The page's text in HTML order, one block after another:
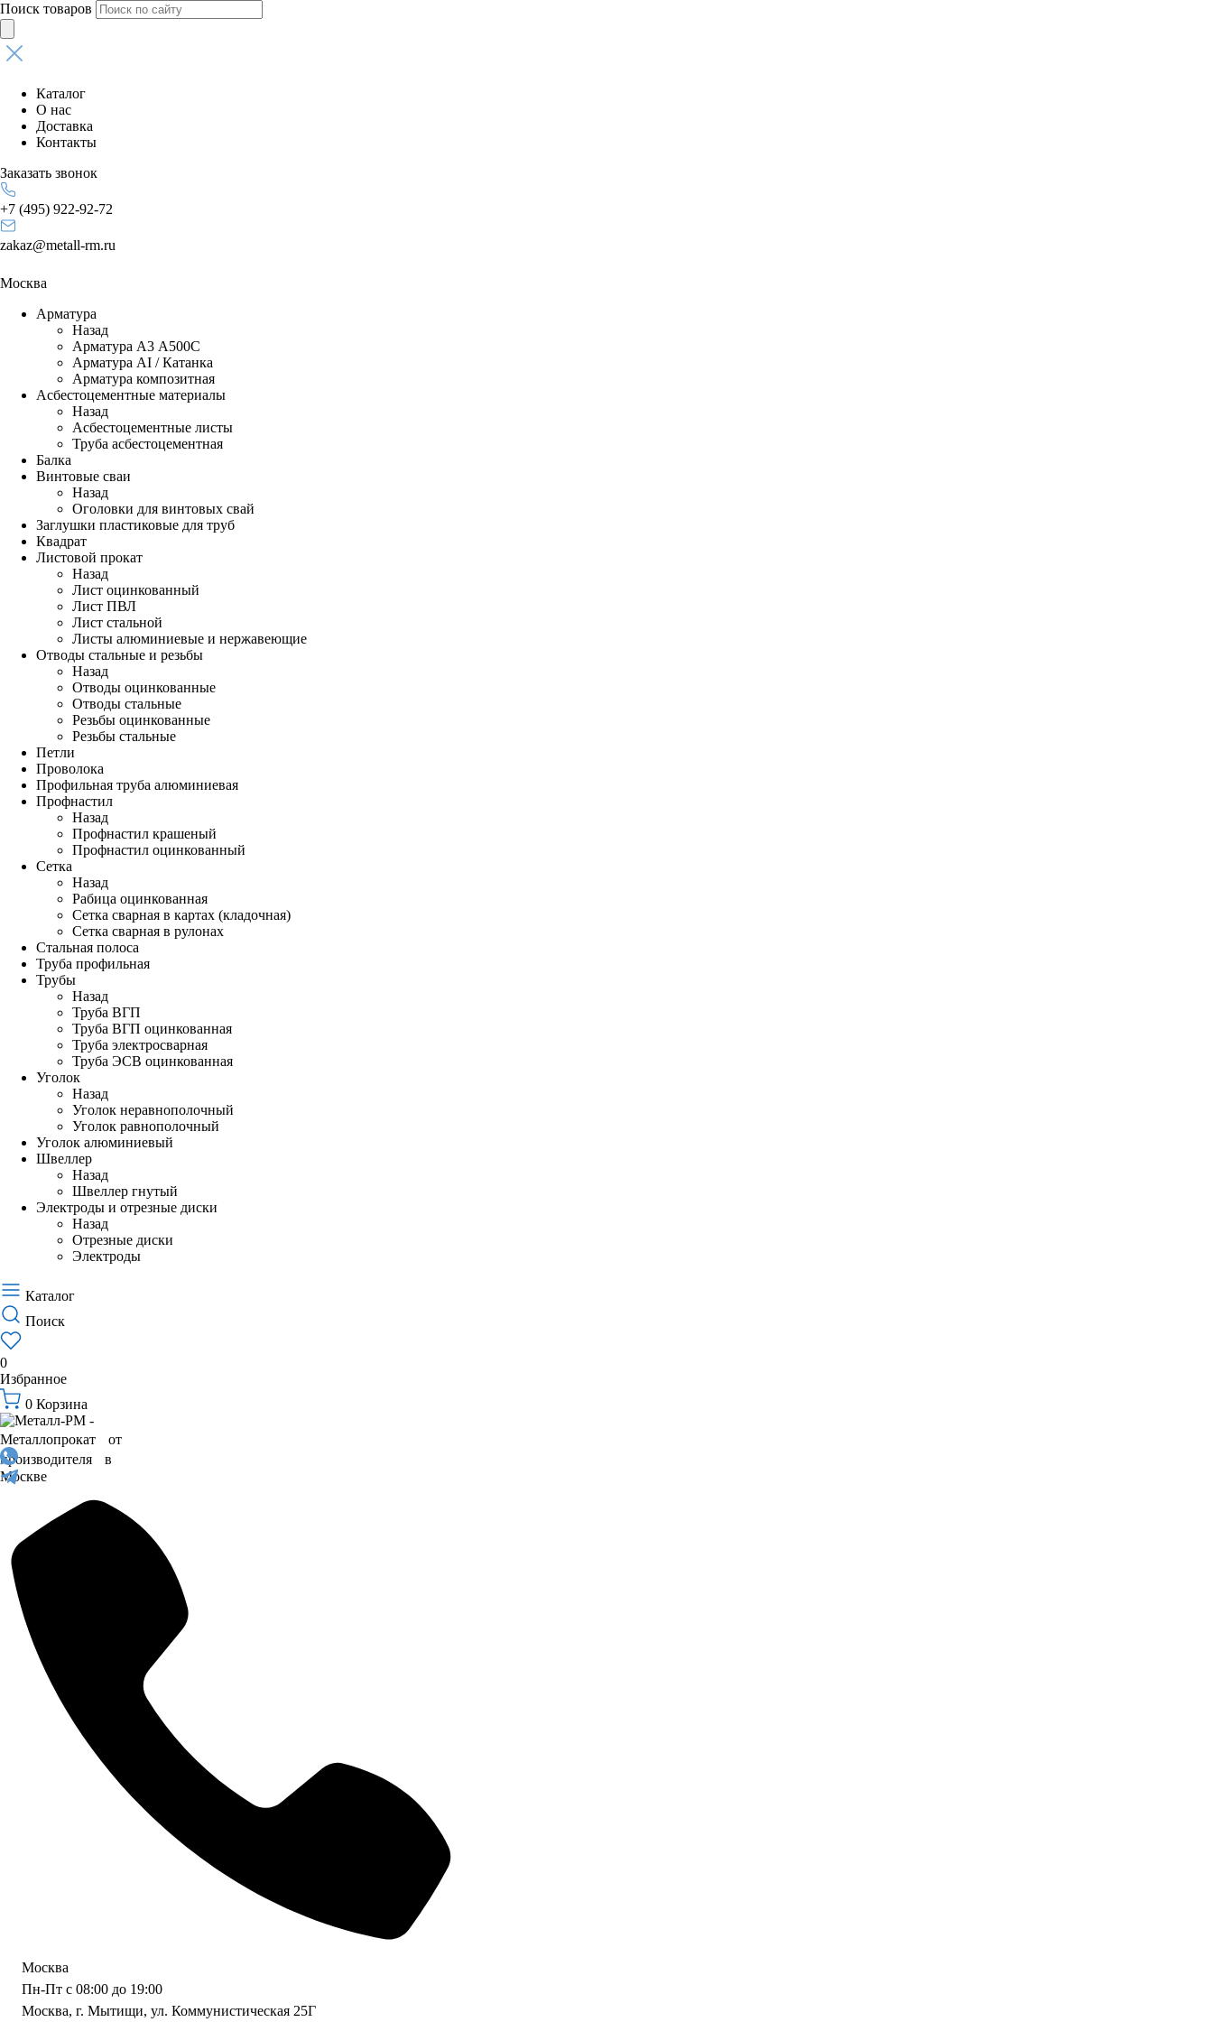
Поиск товаров
Каталог
О нас
Доставка
Контакты
Заказать звонок
+7 (495) 922-92-72
zakaz@metall-rm.ru
Москва
Арматура
Назад
Арматура А3 А500С
Арматура АI / Катанка
Арматура композитная
Асбестоцементные материалы
Назад
Асбестоцементные листы
Труба асбестоцементная
Балка
Винтовые сваи
Назад
Оголовки для винтовых свай
Заглушки пластиковые для труб
Квадрат
Листовой прокат
Назад
Лист оцинкованный
Лист ПВЛ
Лист стальной
Листы алюминиевые и нержавеющие
Отводы стальные и резьбы
Назад
Отводы оцинкованные
Отводы стальные
Резьбы оцинкованные
Резьбы стальные
Петли
Проволока
Профильная труба алюминиевая
Профнастил
Назад
Профнастил крашеный
Профнастил оцинкованный
Сетка
Назад
Рабица оцинкованная
Сетка сварная в картах (кладочная)
Сетка сварная в рулонах
Стальная полоса
Труба профильная
Трубы
Назад
Труба ВГП
Труба ВГП оцинкованная
Труба электросварная
Труба ЭСВ оцинкованная
Уголок
Назад
Уголок неравнополочный
Уголок равнополочный
Уголок алюминиевый
Швеллер
Назад
Швеллер гнутый
Электроды и отрезные диски
Назад
Отрезные диски
Электроды
Каталог
Поиск
0
Избранное
0 Корзина
Москва
Пн-Пт с 08:00 до 19:00
Москва, г. Мытищи, ул. Коммунистическая 25Г